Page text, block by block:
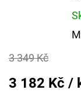
3 349 Kč
3 182 Kč /